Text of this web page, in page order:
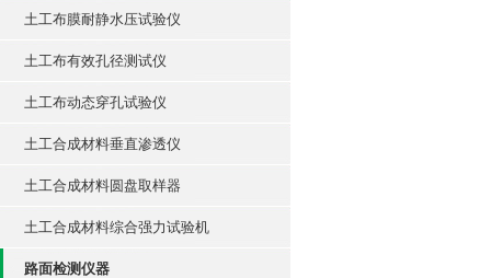
土工布膜耐静水压试验仪
土工布有效孔径测试仪
土工布动态穿孔试验仪
土工合成材料垂直渗透仪
土工合成材料圆盘取样器
土工合成材料综合强力试验机
路面检测仪器